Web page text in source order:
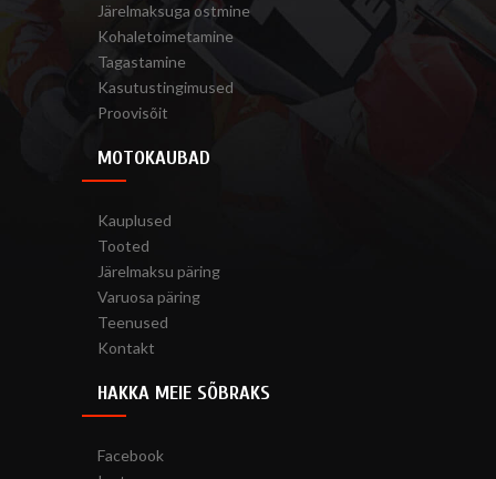
Järelmaksuga ostmine
Kohaletoimetamine
Tagastamine
Kasutustingimused
Proovisõit
MOTOKAUBAD
Kauplused
Tooted
Järelmaksu päring
Varuosa päring
Teenused
Kontakt
HAKKA MEIE SÕBRAKS
Facebook